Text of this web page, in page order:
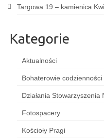
Targowa 19 – kamienica
Kategorie
Aktualności
Bohaterowie codzienności
Działania Stowarzyszenia
Fotospacery
Kościoły Pragi